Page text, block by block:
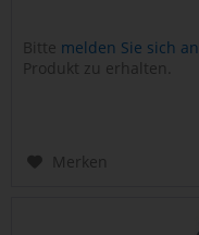
Bitte melden Sie sich an
Produkt zu erhalten.
Merken